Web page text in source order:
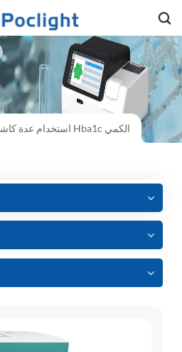
استخدام عدة كاشف اختبار Hba1c الكمي